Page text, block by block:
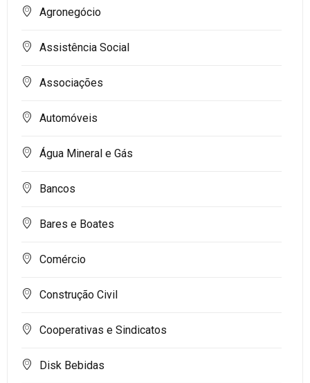
Agronegócio
Assistência Social
Associações
Automóveis
Água Mineral e Gás
Bancos
Bares e Boates
Comércio
Construção Civil
Cooperativas e Sindicatos
Disk Bebidas